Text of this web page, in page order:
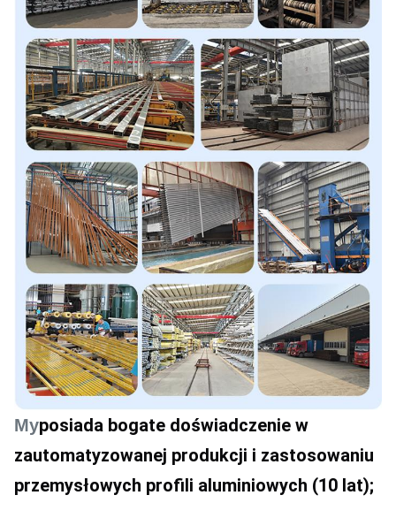
przetwarzania
wykrawanie, cięcie, CNC
Myposiada bogate doświadczenie w
zautomatyzowanej produkcji i zastosowaniu
przemysłowych profili aluminiowych (10 lat);